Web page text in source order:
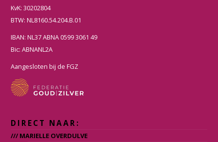
c
e
o
o
k
s
t
g
r
a
KvK: 30202804
BTW: NL8160.54.204.B.01
IBAN: NL37 ABNA 0599 3061 49
Bic: ABNANL2A
Aangesloten bij de FGZ
DIRECT NAAR:
/// MARIELLE OVERDULVE